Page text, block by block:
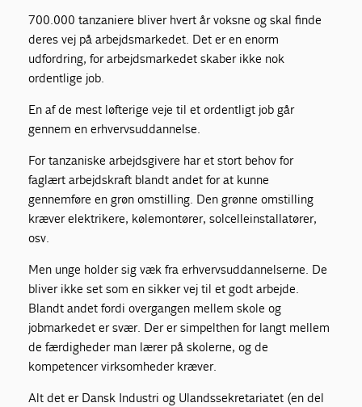
700.000 tanzaniere bliver hvert år voksne og skal finde
deres vej på arbejdsmarkedet. Det er en enorm
udfordring, for arbejdsmarkedet skaber ikke nok
ordentlige job.
En af de mest løfterige veje til et ordentligt job går
gennem en erhvervsuddannelse.
For tanzaniske arbejdsgivere har et stort behov for
faglært arbejdskraft blandt andet for at kunne
gennemføre en grøn omstilling. Den grønne omstilling
kræver elektrikere, kølemontører, solcelleinstallatører,
osv.
Men unge holder sig væk fra erhvervsuddannelserne. De
bliver ikke set som en sikker vej til et godt arbejde.
Blandt andet fordi overgangen mellem skole og
jobmarkedet er svær. Der er simpelthen for langt mellem
de færdigheder man lærer på skolerne, og de
kompetencer virksomheder kræver.
Alt det er Dansk Industri og Ulandssekretariatet (en del